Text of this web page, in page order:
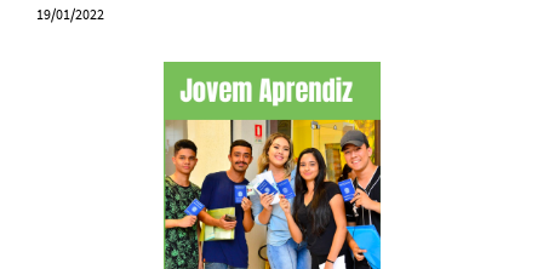
19/01/2022